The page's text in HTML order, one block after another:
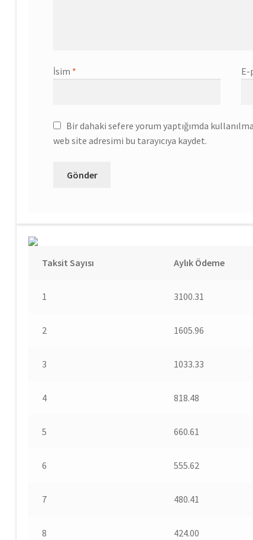
İsim * E-
Bir dahaki sefere yorum yaptığımda
web site adresimi bu tarayıcıya kaydet.
Taksit Sayısı Aylık Ödeme
1 3100.31
2 1605.96
3 1033.33
4 818.48
5 660.61
6 555.62
7 480.41
8 424.00